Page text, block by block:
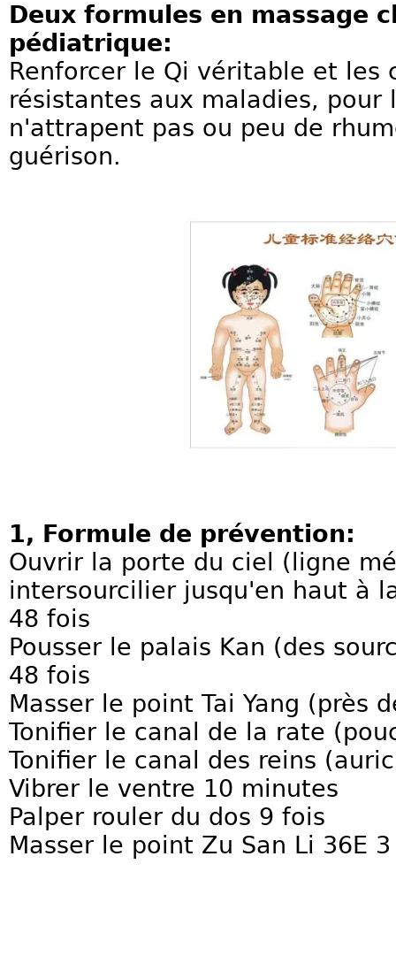
Deux formules en massage
pédiatrique:
Renforcer le Qi véritable et les
résistantes aux maladies, pour
n'attrapent pas ou peu de
guérison.
1, Formule de prévention:
Ouvrir la porte du ciel (ligne
intersourcilier jusqu'en haut à
48 fois
Pousser le palais Kan (des
48 fois
Masser le point Tai Yang (près
Tonifier le canal de la rate
Tonifier le canal des reins
Vibrer le ventre 10 minutes
Palper rouler du dos 9 fois
Masser le point Zu San Li 36E